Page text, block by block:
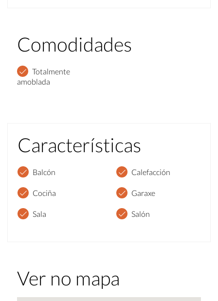
Comodidades
Totalmente
amoblada
Características
Balcón Calefacción
Cociña Garaxe
Sala Salón
Ver no mapa